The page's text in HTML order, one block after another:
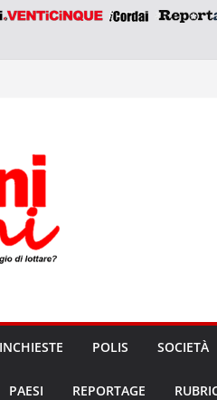
INCHIESTE POLIS SOCIETÀ
PAESI REPORTAGE